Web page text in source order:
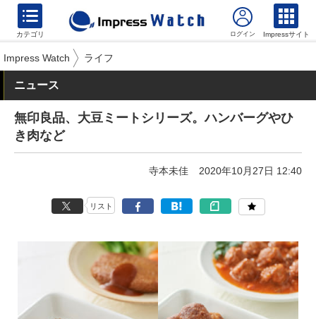
カテゴリ Impressサイト
Impress Watch ライフ
ニュース
無印良品、大豆ミートシリーズ。ハンバーグやひ
き肉など
寺本未佳 2020年10月27日 12:40
リスト